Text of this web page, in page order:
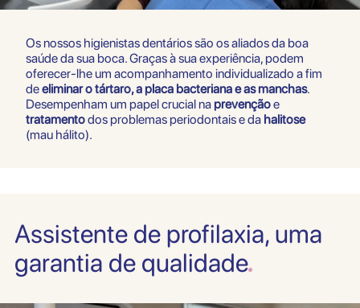
Os nossos higienistas dentários são os aliados da boa
saúde da sua boca. Graças à sua experiência, podem
oferecer-lhe um acompanhamento individualizado a fim
deeliminar o tártaro, a placa bacteriana e as manchas.
Desempenham um papel crucial naprevençãoe
tratamentodos problemas periodontais e da halitose
(mau hálito).
Assistente de profilaxia, uma
garantia de qualidade